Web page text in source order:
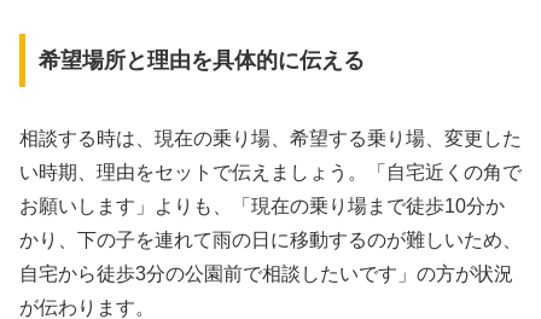
希望場所と理由を具体的に伝える
相談する時は、現在の乗り場、希望する乗り場、変更した
い時期、理由をセットで伝えましょう。「自宅近くの角で
お願いします」よりも、「現在の乗り場まで徒歩10分か
かり、下の子を連れて雨の日に移動するのが難しいため、
自宅から徒歩3分の公園前で相談したいです」の方が状況
が伝わります。